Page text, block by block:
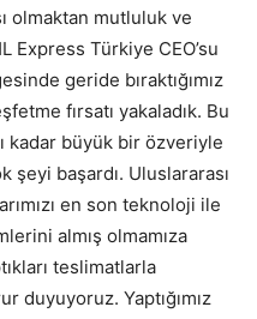
olmaktan mutluluk ve
Express Türkiye CEO’su
geride bıraktığımız
fırsatı yakaladık. Bu
kadar büyük bir özveriyle
şeyi başardı. Uluslararası
en son teknoloji ile
almış olmamıza
teslimatlarla
duyuyoruz. Yaptığımız